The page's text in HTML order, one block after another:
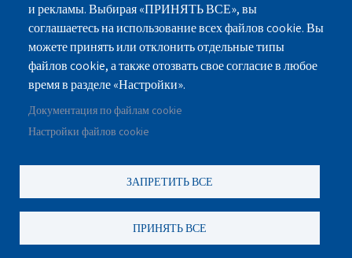
г.Нетания, ул.Пинхас Лавон 18, здание-Лев
Ясмин, Этаж 2
077-3006194
gilashlishi@gmail.com
и рекламы. Выбирая «ПРИНЯТЬ ВСЕ», вы
соглашаетесь на использование всех файлов cookie. Вы
можете принять или отклонить отдельные типы
файлов cookie, а также отозвать свое согласие в любое
время в разделе «Настройки».
Документация по файлам cookie
Настройки файлов cookie
ЗАПРЕТИТЬ ВСЕ
ПРИНЯТЬ ВСЕ
נוקה ווב סטודיו
כול הזכויות שמורות לסטודיו נוקה
עיצוב ופיתוח אתרי אינטרנט